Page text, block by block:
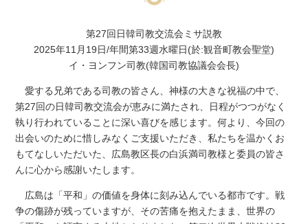
第27回日韓司教交流会ミサ説教
2025年11月19日/年間第33週水曜日(於:観音町教会聖堂)
イ・ヨンフン司教(韓国司教協議会会長)
愛する兄弟である司教の皆さん、神様の大きな祝福の中で、
第27回の日韓司教交流会が恵みに満たされ、日程がつつがなく
執り行われていることに深い喜びを感じます。何より、今回の
出会いのために惜しみなくご支援いただき、私たちを温かくお
もてなしいただいた、広島教区長の白浜満司教様と委員の皆さ
んに心から感謝いたします。
広島は「平和」の価値を身体に刻み込んでいる都市です。戦
争の傷跡が残っていますが、その苦痛を抱えたまま、世界の